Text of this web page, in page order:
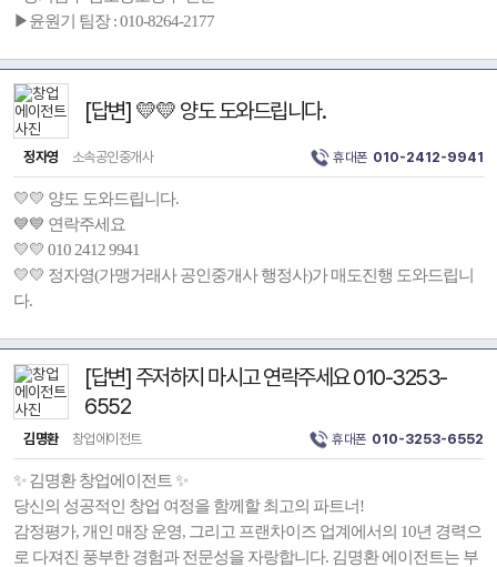
▶윤원기 팀장 : 010-8264-2177
[답변] 💛💛 양도 도와드립니다.
정자영 소속공인중개사 휴대폰 010-2412-9941
💛💛 양도 도와드립니다.
💙💙 연락주세요
💛💛 010 2412 9941
💛💛 정자영(가맹거래사 공인중개사 행정사)가 매도진행 도와드립니
다.
[답변] 주저하지 마시고 연락주세요 010-3253-
6552
김명환 창업에이전트 휴대폰 010-3253-6552
✨ 김명환 창업에이전트 ✨
당신의 성공적인 창업 여정을 함께할 최고의 파트너!
감정평가, 개인 매장 운영, 그리고 프랜차이즈 업계에서의 10년 경력으
로 다져진 풍부한 경험과 전문성을 자랑합니다. 김명환 에이전트는 부